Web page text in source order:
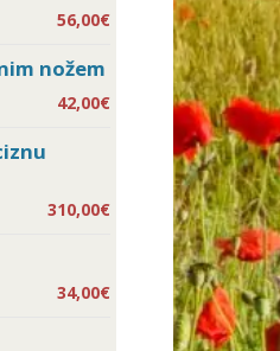
56,00€
nožem
42,00€
310,00€
34,00€